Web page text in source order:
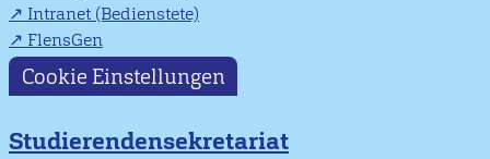
Intranet (Bedienstete)
FlensGen
Cookie Einstellungen
Studierendensekretariat